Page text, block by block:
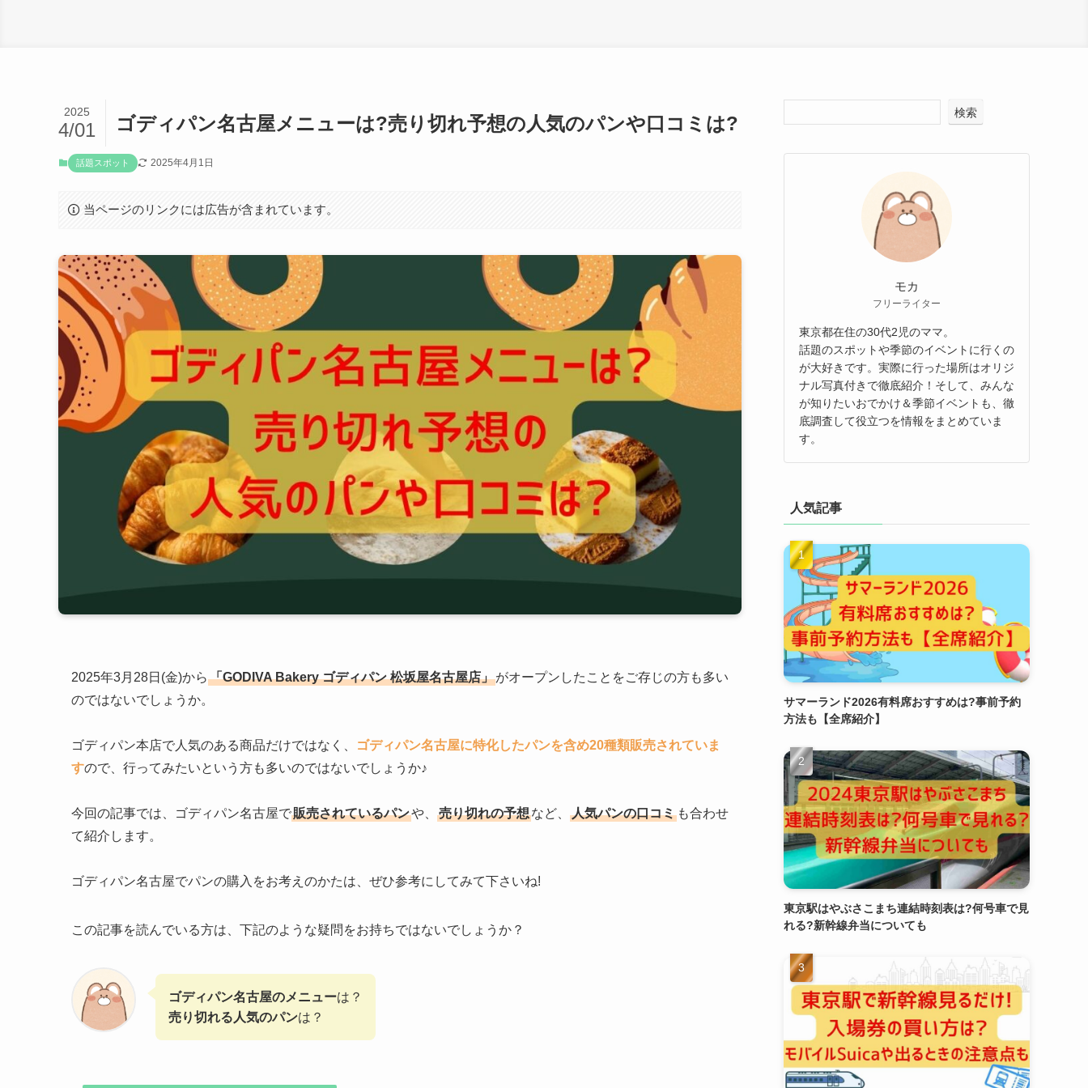
ゴディパン名古屋メニューは?売り切れ予想の人気のパンや口コミは?
2025
4/01
話題スポット 2025年4月1日
当ページのリンクには広告が含まれています。
2025年3月28日(金)から 「GODIVA Bakery ゴディパン 松坂屋名古屋店」がオープンしたことをご存じの方も多い
のではないでしょうか。
ゴディパン本店で人気のある商品だけではなく、
ゴディパン名古屋に特化したパンを含め20種類販売されていま
すので、行ってみたいという方も多いのではないでしょうか♪
今回の記事では、ゴディパン名古屋で販売されているパンや、 売り切れの予想など、 人気パンの口コミ も合わせ
て紹介します。
ゴディパン名古屋でパンの購入をお考えのかたは、ぜひ参考にしてみて下さいね!
この記事を読んでいる方は、下記のような疑問をお持ちではないでしょうか？
ゴディパン名古屋のメニューは？
売り切れる人気のパンは？
検索
モカ
フリーライター
東京都在住の30代2児のママ。
話題のスポットや季節のイベントに行くの
が大好きです。実際に行った場所はオリジ
ナル写真付きで徹底紹介！そして、みんな
が知りたいおでかけ＆季節イベントも、徹
底調査して役立つを情報をまとめていま
す。
人気記事
サマーランド2026有料席おすすめは?事前予約
方法も【全席紹介】
東京駅はやぶさこまち連結時刻表は?何号車で見
れる?新幹線弁当についても